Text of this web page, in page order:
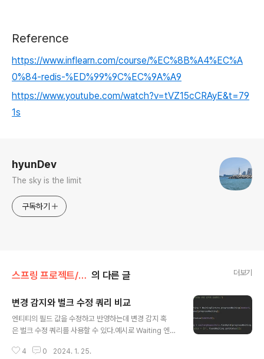
Reference
https://www.inflearn.com/course/%EC%8B%A4%EC%A
0%84-redis-%ED%99%9C%EC%9A%A9
https://www.youtube.com/watch?v=tVZ15cCRAyE&t=79
1s
hyunDev
The sky is the limit
구독하기
스프링 프로젝트/데브코스 의 다른 글 더보기
변경 감지와 벌크 수정 쿼리 비교
엔티티의 필드 값을 수정하고 반영하는데 변경 감지 혹
은 벌크 수정 쿼리를 사용할 수 있다.예시로 Waiting 엔티
성 컨텍스트와 DB 간 불일치 가능성변경 감지에서는 영속
4 0 2024. 1. 25.